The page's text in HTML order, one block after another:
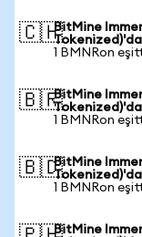
🇨🇭BitMine
1 BMNRon
🇧🇷BitMine
1 BMNRon
🇧🇩BitMine
1 BMNRon
BitMine